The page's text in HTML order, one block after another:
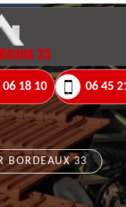
06 18 10 06 45
BORDEAUX 33